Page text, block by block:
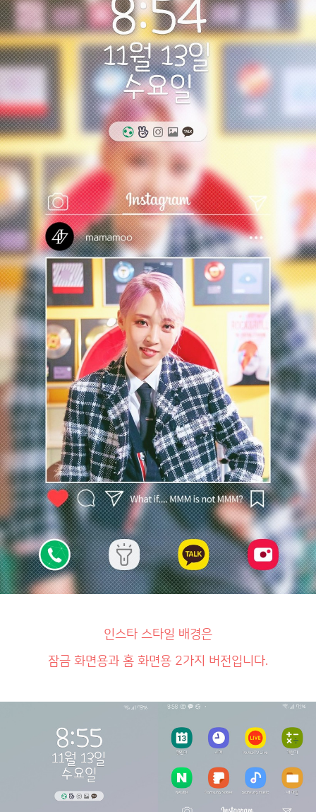
인스타 스타일 배경은
잠금 화면용과 홈 화면용 2가지 버전입니다.